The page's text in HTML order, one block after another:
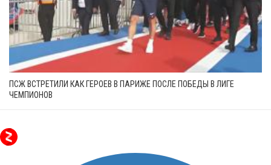
ПСЖ ВСТРЕТИЛИ КАК ГЕРОЕВ В ПАРИЖЕ ПОСЛЕ ПОБЕДЫ В ЛИГЕ
ЧЕМПИОНОВ